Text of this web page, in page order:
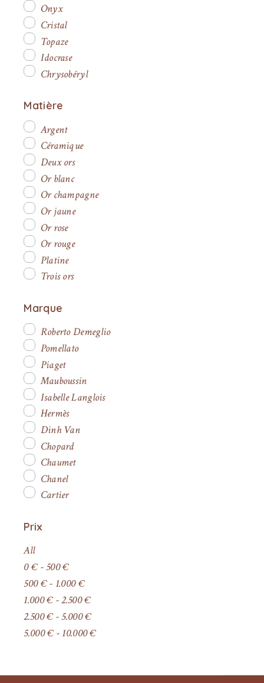
Onyx
Cristal
Topaze
Idocrase
Chrysobéryl
Matière
Argent
Céramique
Deux ors
Or blanc
Or champagne
Or jaune
Or rose
Or rouge
Platine
Trois ors
Marque
Roberto Demeglio
Pomellato
Piaget
Mauboussin
Isabelle Langlois
Hermès
Dinh Van
Chopard
Chaumet
Chanel
Cartier
Prix
All
0€ -500€
500€- 1.000€
1.000€ -2.500€
2.500€ -5.000€
5.000€ - 10.000€